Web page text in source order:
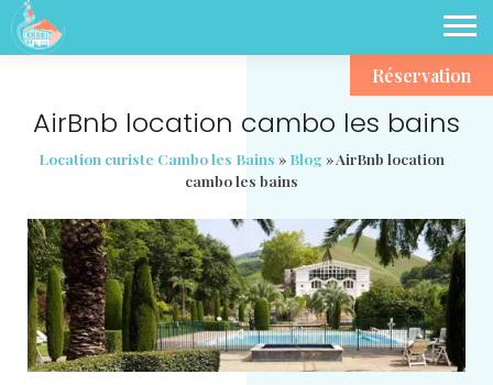
Réservation
AirBnb location cambo les bains
Location curiste Cambo les Bains » Blog»AirBnb location
cambo les bains